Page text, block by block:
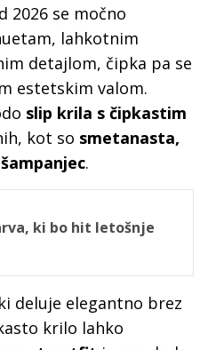
2026 se močno
lahkotnim
detajlom, čipka pa se
estetskim valom.
slip krila s čipkastim
kot so smetanasta,
šampanjec.
ki bo hit letošnje
deluje elegantno brez
krilo lahko